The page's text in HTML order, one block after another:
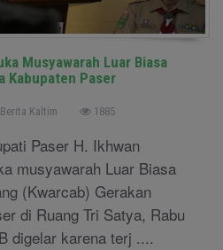
Musyawarah Luar Biasa
Kabupaten Paser
Berita Kaltim 1885
Paser H. Ikhwan
musyawarah Luar Biasa
(Kwarcab) Gerakan
di Ruang Tri Satya, Rabu
digelar karena terj ....